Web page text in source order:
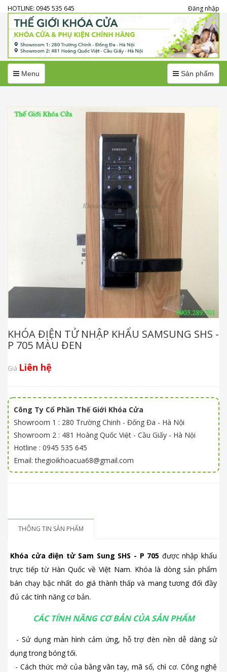
HOTLINE: 0945 535 645 Đăng nhập
MenuMenu MenuSản phẩm
KHÓA ĐIỆN TỬ NHẬP KHẨU SAMSUNG SHS -
P 705 MÀU ĐEN
Giá Liên hệ
Công Ty Cổ Phần Thế Giới Khóa Cửa
Showroom 1 : 280 Trường Chinh - Đống Đa - Hà Nội
Showroom 2 : 481 Hoàng Quốc Việt - Cầu Giấy - Hà Nội
Hotline : 0945 535 645
Email: thegioikhoacua68@gmail.com
THÔNG TIN SẢN PHẨM
Khóa cửa điện tử Sam Sung SHS - P 705 được nhập khẩu
trực tiếp từ Hàn Quốc về Việt Nam. Khóa là dòng sản phẩm
bán chạy bậc nhất do giá thành thấp và mang tương đối đầy
đủ các tính năng cơ bản.
CÁC TÍNH NĂNG CƠ BẢN CỦA SẢN PHẨM
- Sử dụng màn hình cảm ứng, hỗ trợ đèn nền dễ dàng sử
dụng trong bóng tối.
- Cách thức mở của bằng vân tay, mã số, chì cơ. Công nghệ